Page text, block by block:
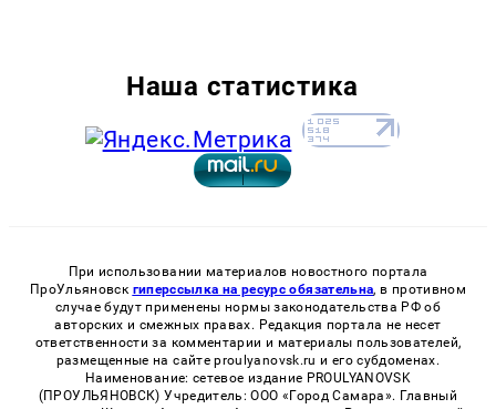
Наша статистика
При использовании материалов новостного портала
ПроУльяновск гиперссылка на ресурс обязательна, в противном
случае будут применены нормы законодательства РФ об
авторских и смежных правах. Редакция портала не несет
ответственности за комментарии и материалы пользователей,
размещенные на сайте proulyanovsk.ru и его субдоменах.
Наименование: сетевое издание PROULYANOVSK
(ПРОУЛЬЯНОВСК) Учредитель: ООО «Город Самара». Главный